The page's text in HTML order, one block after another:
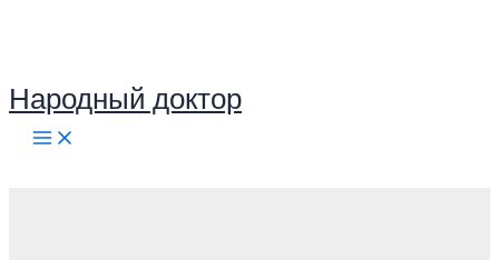
содержимому
Народный доктор